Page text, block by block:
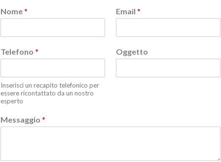
Nome* Email *
Telefono *
Inserisci un recapito telefonico per
essere ricontattato da un nostro
esperto
Oggetto
Messaggio *